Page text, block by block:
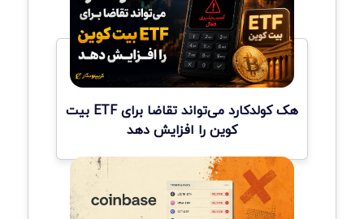
هک کولدکارد می‌تواند تقاضا برای ETF بیت
کوین را افزایش دهد